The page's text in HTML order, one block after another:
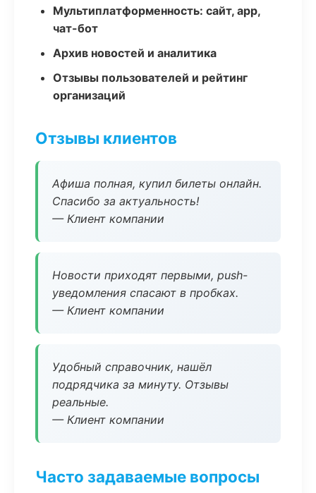
Мультиплатформенность: сайт, app,
чат-бот
Архив новостей и аналитика
Отзывы пользователей и рейтинг
организаций
Отзывы клиентов
Афиша полная, купил билеты онлайн.
Спасибо за актуальность!
— Клиент компании
Новости приходят первыми, push-
уведомления спасают в пробках.
— Клиент компании
Удобный справочник, нашёл
подрядчика за минуту. Отзывы
реальные.
— Клиент компании
Часто задаваемые вопросы